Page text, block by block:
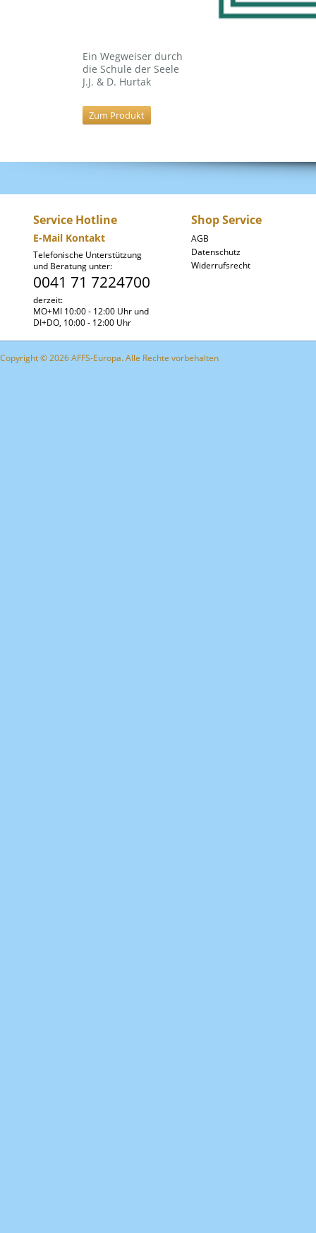
Ein Wegweiser durch
die Schule der Seele
J.J. & D. Hurtak
Zum Produkt
Service Hotline
E-Mail Kontakt
Telefonische Unterstützung
und Beratung unter:
0041 71 7224700
derzeit:
MO+MI 10:00 - 12:00 Uhr und
DI+DO, 10:00 - 12:00 Uhr
Shop Service
AGB
Datenschutz
Widerrufsrecht
Copyright © 2026 AFFS-Europa. Alle Rechte vorbehalten